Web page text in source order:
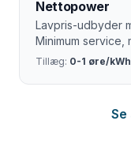
Nettopower
Lavpris-udbyder
Minimum service,
Tillæg: 0-1 øre/kWh